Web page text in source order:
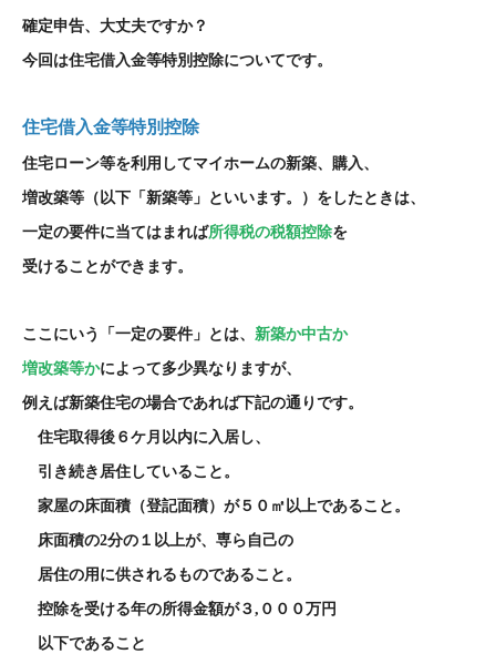
確定申告、大丈夫ですか？
今回 は住宅借入金等特別控除についてです。
住宅借入金等特別控除
住宅ローン等を利用してマイホームの新築、購入、
増改築等（以下「新築等」といいます。）をしたときは、
一定の要件に当てはまれば所得税の税額控除を
受けることができます。
ここにいう「一定の要件」とは、 新築か中古か
増改築等かによって多少異なりますが、
例えば新築住宅の場合であれば下記の通りです。
住宅取得後６ケ月以内に入居し、
引き続き居住していること。
家屋の床面積（登記面積）が５０㎡以上であること。
床面積の2分の１以上が、専ら自己の
居住の用に供されるものであること。
控除を受ける年の所得金額が３, ０００万円
以下であること